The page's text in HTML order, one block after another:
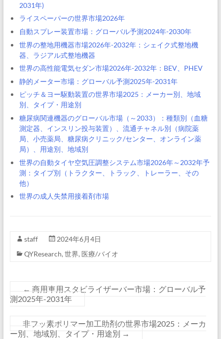
2031年)
ライスペーパーの世界市場2026年
自動スプレー装置市場：グローバル予測2024年-2030年
世界の整地用機器市場2026年-2032年：シェイク式整地機
器、ラジアル式整地機器
世界の高性能電気セダン市場2026年-2032年：BEV、PHEV
静的メーター市場：グローバル予測2025年-2031年
ピッチ＆ヨー駆動装置の世界市場2025：メーカー別、地域
別、タイプ・用途別
糖尿病関連機器のグローバル市場（～2033）：種類別（血糖
測定器、インスリン投与装置）、流通チャネル別（病院薬
局、小売薬局、糖尿病クリニック/センター、オンライン薬
局）、用途別、地域別
世界の自動タイヤ空気圧調整システム市場2026年～2032年予
測：タイプ別（トラクター、トラック、トレーラー、その
他）
世界の成人失禁用接着剤市場
staff
2024年6月4日
QYResearch, 世界, 医療/バイオ
← 商用車用スタビライザーバー市場：グローバル予
測2025年-2031年
非フッ素ポリマー加工助剤の世界市場2025：メーカ
ー別、地域別、タイプ・用途別 →